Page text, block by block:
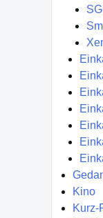
Kino
Kurz-